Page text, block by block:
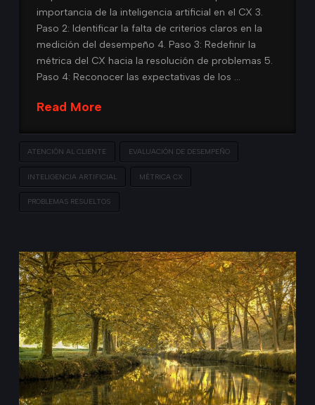
importancia de la inteligencia artificial en el CX 3.
Paso 2: Identificar la falta de criterios claros en la
medición del desempeño 4. Paso 3: Redefinir la
métrica del CX hacia la resolución de problemas 5.
Paso 4: Reconocer las expectativas de los …
Read More
ATENCIÓN AL CLIENTE EVALUACIÓN DE DESEMPEÑO
INTELIGENCIA ARTIFICIAL MÉTRICA CX
PROBLEMAS RESUELTOS